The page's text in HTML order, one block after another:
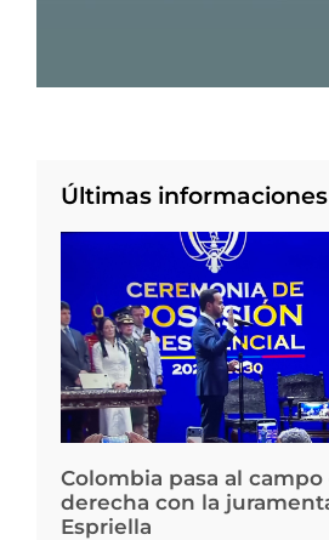
Últimas informaciones
Colombia pasa al
derecha con la
Espriella